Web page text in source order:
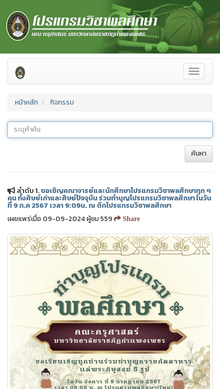
Toggle
หน้าหลัก
กิจกรรม
ค้นหา
ลำดับ 1.ขอเชิญคณาจารย์และนักศึกษาโปรแกรมวิชาพลศึกษาทุก ๆ
คน ทั้งศิษย์เก่าและศิษย์ปัจจุบัน ร่วมทำบุญโปรแกรมวิชาพลศึกษา ในวัน
ที่ 9 ก.ค 2567 เวลา 9:09น. ณ ตึกโปรแกรมวิชาพลศึกษา
เผยแพร่เมื่อ 09-09-2024 ผู้ชม 559
Share